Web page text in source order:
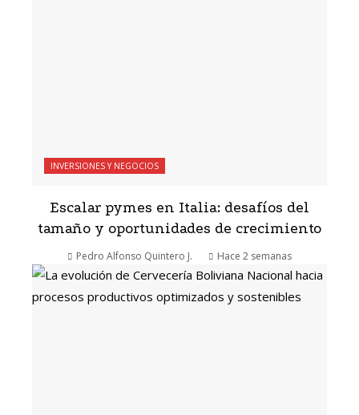
INVERSIONES Y NEGOCIOS
Escalar pymes en Italia: desafíos del
tamaño y oportunidades de crecimiento
Pedro Alfonso Quintero J. Hace 2 semanas